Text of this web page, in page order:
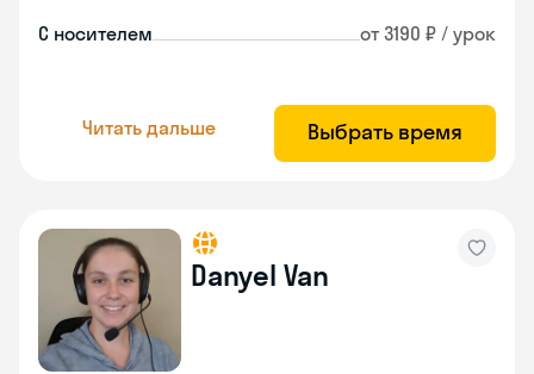
С носителем от 3190 ₽ / урок
Читать дальше Выбрать время
Danyel Van